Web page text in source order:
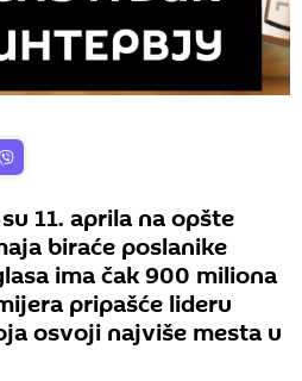
11. aprila na opšte
biraće poslanike
ima čak 900 miliona
pripašće lideru
osvoji najviše mesta u